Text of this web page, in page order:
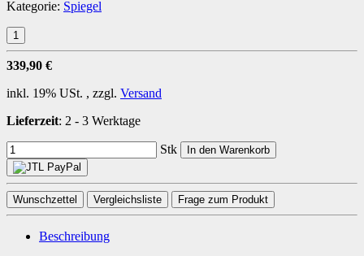
Kategorie: Spiegel
339,90 €
inkl. 19% USt. , zzgl. Versand
Lieferzeit: 2 - 3 Werktage
Stk In den Warenkorb
Wunschzettel Vergleichsliste Frage zum Produkt
Beschreibung